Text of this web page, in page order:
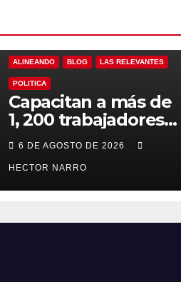
ALINEANDO BLOG LAS RELEVANTES
POLITICA
Capacitan a más de
1, 200 trabajadores
del sector hotelero
en derechos
humanos y respeto
laboral en Los Cabos
6 DE AGOSTO DE 2026
HECTOR NARRO